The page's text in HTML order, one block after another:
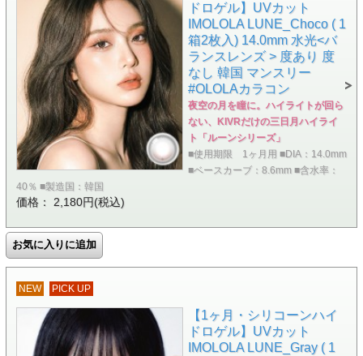
ドロゲル】UVカット
IMOLOLA LUNE_Choco ( 1
箱2枚入) 14.0mm 水光<バ
ランスレンズ > 度あり 度
なし 韓国 マンスリー
#OLOLAカラコン
夜空の月を瞳に。ハイライトが回ら
ない、KIVRだけの三日月ハイライ
ト「ルーンシリーズ」
■使用期限 1ヶ月用 ■DIA：14.0mm
■ベースカーブ：8.6mm ■含水率：
40％ ■製造国：韓国
価格： 2,180円(税込)
NEW PICK UP
【1ヶ月・シリコーンハイ
ドロゲル】UVカット
IMOLOLA LUNE_Gray ( 1